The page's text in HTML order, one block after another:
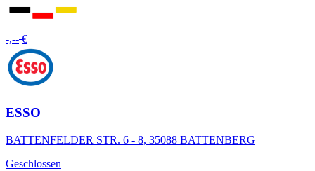
-,---€
ESSO
BATTENFELDER STR. 6 - 8, 35088 BATTENBERG
Geschlossen